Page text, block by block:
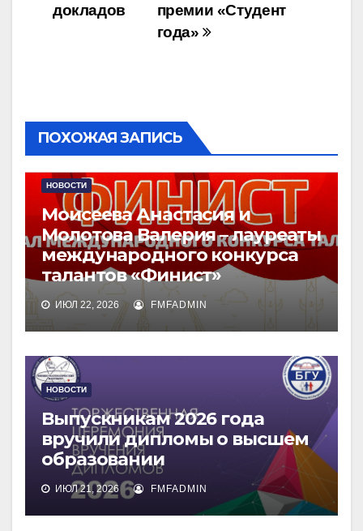
премии «Студент
года»
докладов
ПОХОЖАЯ ЗАПИСЬ
НОВОСТИ
Моисеева Анастасия и
Молотова Валерия – лауреаты
международного конкурса
талантов «Финист»
ИЮЛ 22, 2026 FMFADMIN
НОВОСТИ
Выпускникам 2026 года
вручили дипломы о высшем
образовании
ИЮЛ 21, 2026 FMFADMIN